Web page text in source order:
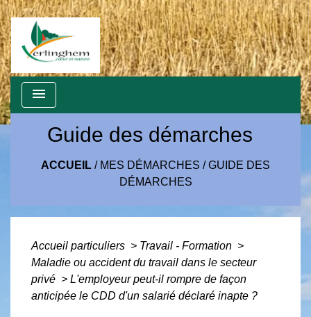
menu
Guide des démarches
ACCUEIL / MES DÉMARCHES /GUIDE DES
DÉMARCHES
Accueil particuliers > Travail - Formation >
Maladie ou accident du travail dans le secteur
privé > L'employeur peut-il rompre de façon
anticipée le CDD d'un salarié déclaré inapte ?